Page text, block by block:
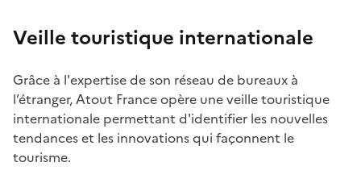
Veille touristique internationale
Grâce à l'expertise de son réseau de bureaux à
l’étranger, Atout France opère une veille touristique
internationale permettant d'identifier les nouvelles
tendances et les innovations qui façonnent le
tourisme.